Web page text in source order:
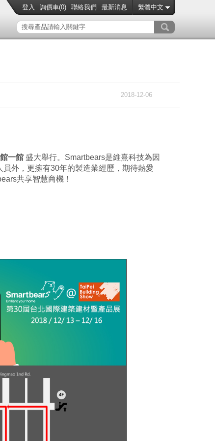
登入 詢價車(0) 聯絡我們 最新消息 繁體中文
2018-12-06
一館 盛大舉行。Smartbears是維熹科技為因
外，更擁有30年的製造業經歷，期待熱愛
共享智慧商機！